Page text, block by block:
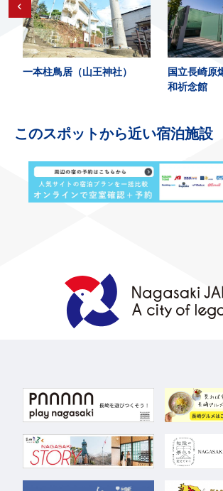
一本柱鳥居（山王神社）
国立長崎原
和祈念館
このスポットから近い宿泊施設